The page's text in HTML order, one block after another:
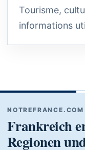
Tourisme,
informations
NOTREFRANCE.COM
Frankreich
Regionen